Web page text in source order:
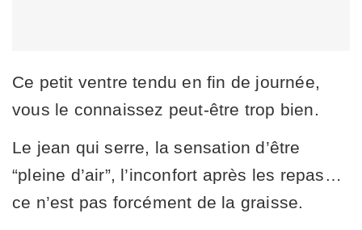
Ce petit ventre tendu en fin de journée,
vous le connaissez peut-être trop bien.
Le jean qui serre, la sensation d’être
“pleine d’air”, l’inconfort après les repas…
ce n’est pas forcément de la graisse.